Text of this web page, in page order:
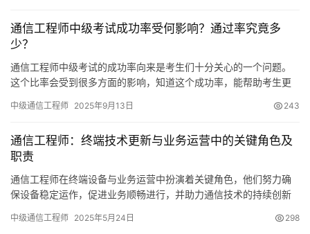
通信工程师中级考试成功率受何影响？通过率究竟多
少？
通信工程师中级考试的成功率向来是考生们十分关心的一个问题。
这个比率会受到很多方面的影响，知道这个成功率，能帮助考生更
计划。
中级通信工程师 2025年9月13日 243
通信工程师：终端技术更新与业务运营中的关键角色及
职责
通信工程师在终端设备与业务运营中扮演着关键角色，他们努力确
保设备稳定运作，促进业务顺畅进行，并助力通信技术的持续创新
中级通信工程师 2025年5月24日 298